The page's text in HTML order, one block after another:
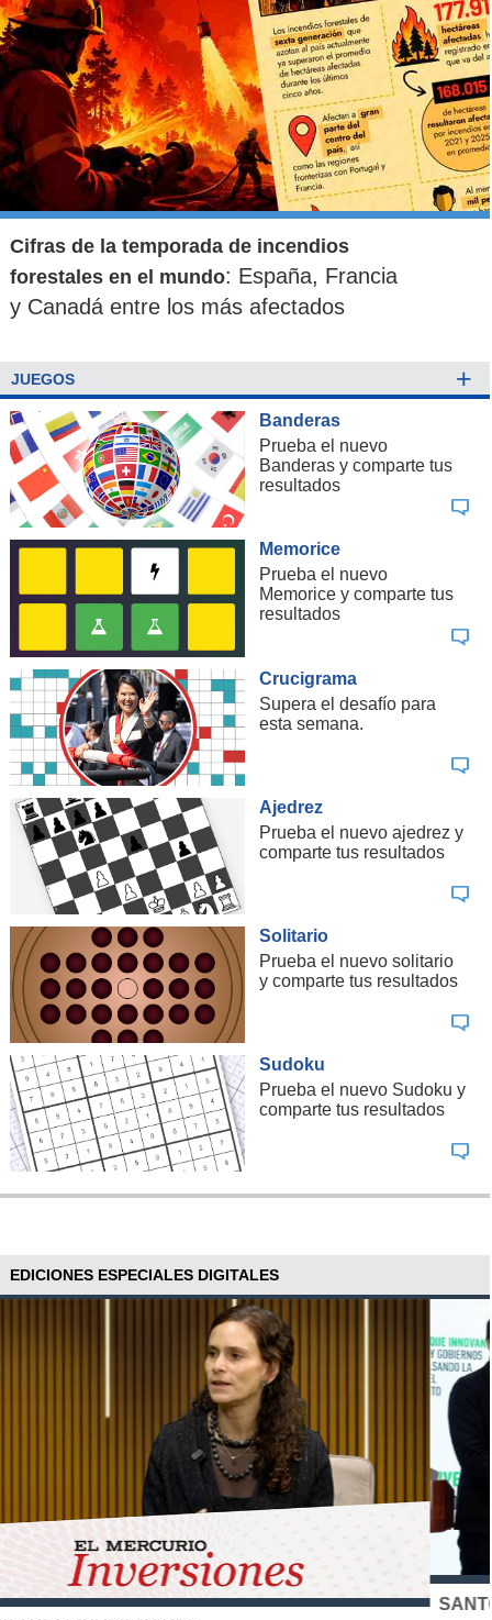
Cifras de la temporada de incendios
forestales en el mundo: España, Francia
y Canadá entre los más afectados
JUEGOS +
Banderas
Prueba el nuevo
Banderas y comparte tus
resultados
Memorice
Prueba el nuevo
Memorice y comparte tus
resultados
Crucigrama
Supera el desafío para
esta semana.
Ajedrez
Prueba el nuevo ajedrez y
comparte tus resultados
Solitario
Prueba el nuevo solitario
y comparte tus resultados
Sudoku
Prueba el nuevo Sudoku y
comparte tus resultados
EDICIONES ESPECIALES DIGITALES
SANTO TOMÁS